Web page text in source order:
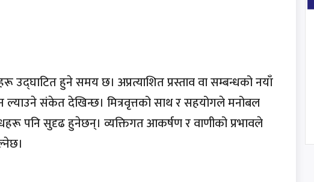
उद्घाटित हुने समय छ। अप्रत्याशित प्रस्ताव वा सम्बन्धको नयाँ
ल्याउने संकेत देखिन्छ। मित्रवृत्तको साथ र सहयोगले मनोबल
पनि सुदृढ हुनेछन्। व्यक्तिगत आकर्षण र वाणीको प्रभावले